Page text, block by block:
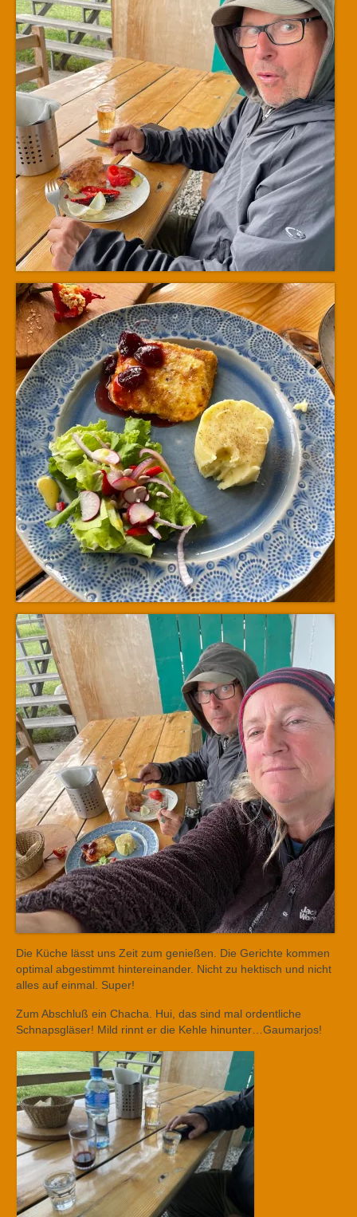
Die Küche lässt uns Zeit zum genießen. Die Gerichte kommen
optimal abgestimmt hintereinander. Nicht zu hektisch und nicht
alles auf einmal. Super!
Zum Abschluß ein Chacha. Hui, das sind mal ordentliche
Schnapsgläser! Mild rinnt er die Kehle hinunter…Gaumarjos!